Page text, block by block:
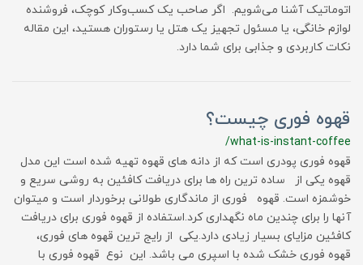
اتوماتیک آشنا می‌شویم. اگر صاحب یک کسب‌وکار کوچک، فروشنده
لوازم خانگی، یا مسئول تجهیز یک هتل یا رستوران هستید، این مقاله
نکات کاربردی و جذابی برای شما دارد.
قهوه فوری چیست؟
/what-is-instant-coffee
قهوه فوری پودری است که از دانه های قهوه تهیه شده است این مدل
قهوه یکی از ساده ترین راه ها برای دریافت کافئین به روشی سریع و
خوشمزه است. قهوه فوری از ماندگاری طولانی برخوردار است و میتوان
آنها را برای چندین ماه نگهداری کرد.استفاده از قهوه فوری برای دریافت
کافئین مزایای بسیار زیادی دارد.یکی از رایج ترین قهوه های فوری،
قهوه فوری خشک شده با اسپری می باشد. این نوع قهوه فوری با